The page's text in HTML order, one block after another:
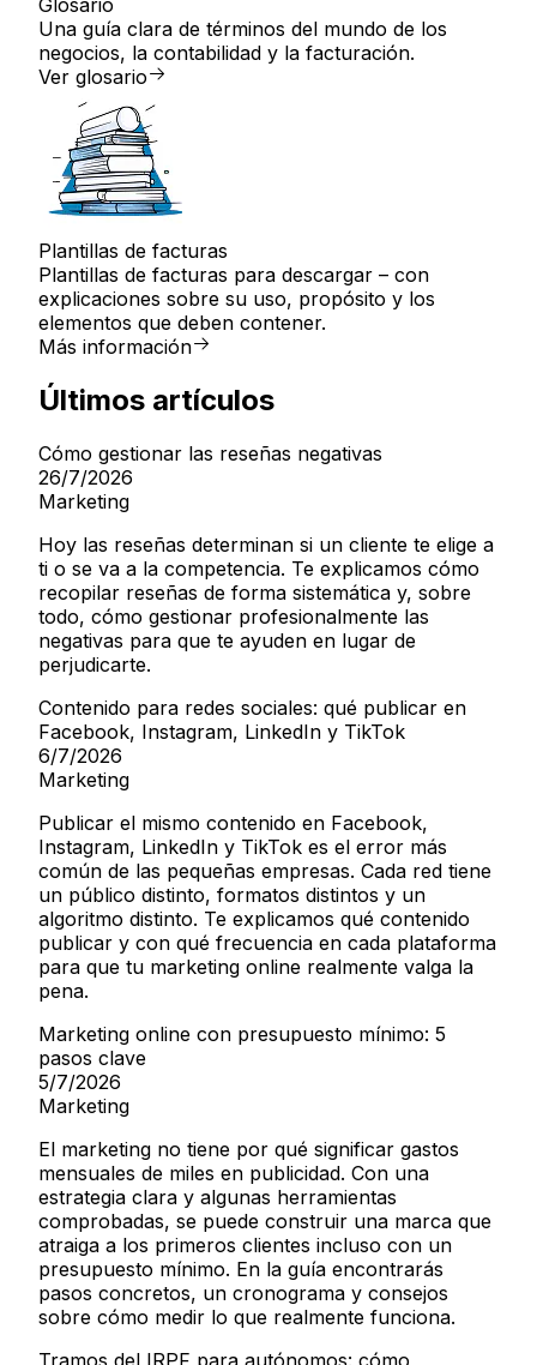
Una guía clara de términos del mundo de los
negocios, la contabilidad y la facturación.
Ver glosario
Plantillas de facturas
Plantillas de facturas para descargar – con
explicaciones sobre su uso, propósito y los
elementos que deben contener.
Más información
Últimos artículos
Cómo gestionar las reseñas negativas
26/7/2026
Marketing
Hoy las reseñas determinan si un cliente te elige a
ti o se va a la competencia. Te explicamos cómo
recopilar reseñas de forma sistemática y, sobre
todo, cómo gestionar profesionalmente las
negativas para que te ayuden en lugar de
perjudicarte.
Contenido para redes sociales: qué publicar en
Facebook, Instagram, LinkedIn y TikTok
6/7/2026
Marketing
Publicar el mismo contenido en Facebook,
Instagram, LinkedIn y TikTok es el error más
común de las pequeñas empresas. Cada red tiene
un público distinto, formatos distintos y un
algoritmo distinto. Te explicamos qué contenido
publicar y con qué frecuencia en cada plataforma
para que tu marketing online realmente valga la
pena.
Marketing online con presupuesto mínimo: 5
pasos clave
5/7/2026
Marketing
El marketing no tiene por qué significar gastos
mensuales de miles en publicidad. Con una
estrategia clara y algunas herramientas
comprobadas, se puede construir una marca que
atraiga a los primeros clientes incluso con un
presupuesto mínimo. En la guía encontrarás
pasos concretos, un cronograma y consejos
sobre cómo medir lo que realmente funciona.
Tramos del IRPF para autónomos: cómo